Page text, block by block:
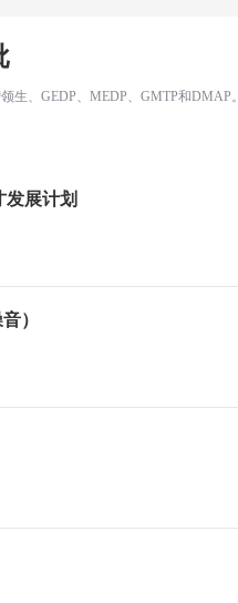
生、GEDP、MEDP、GMTP和DMAP。
展计划
）